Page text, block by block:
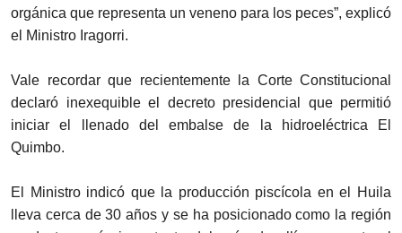
orgánica que representa un veneno para los peces”, explicó
el Ministro Iragorri.
Vale recordar que recientemente la Corte Constitucional
declaró inexequible el decreto presidencial que permitió
iniciar el llenado del embalse de la hidroeléctrica El
Quimbo.
El Ministro indicó que la producción piscícola en el Huila
lleva cerca de 30 años y se ha posicionado como la región